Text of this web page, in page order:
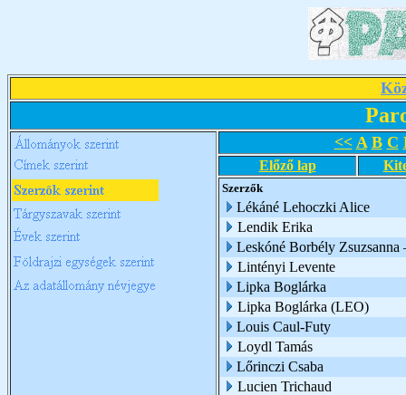
<< A B C
Előző lap
Szerzők
Lékáné Lehoczki Alice
Lendik Erika
Leskóné Borbély Zsuzsanna
Lintényi Levente
Lipka Boglárka
Lipka Boglárka (LEO)
Louis Caul-Futy
Loydl Tamás
Lőrinczi Csaba
Lucien Trichaud